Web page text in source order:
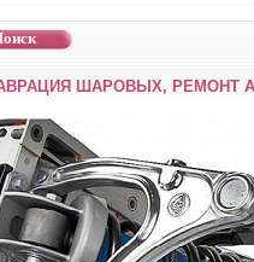
ШАРОВЫХ, РЕМОНТ